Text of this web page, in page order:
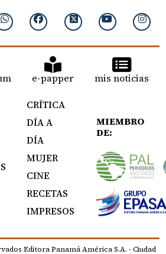
e-papper mis noticias
CRÍTICA
DÍA A
DÍA
MUJER
CINE
RECETAS
IMPRESOS
MIEMBRO
DE:
Editora Panamá América S.A. - Ciudad